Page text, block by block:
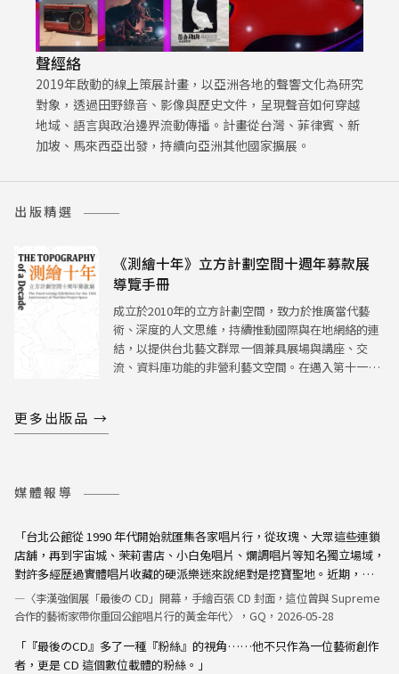
聲經絡
2019年啟動的線上策展計畫，以亞洲各地的聲響文化為研究
對象，透過田野錄音、影像與歷史文件，呈現聲音如何穿越
地域、語言與政治邊界流動傳播。計畫從台灣、菲律賓、新
加坡、馬來西亞出發，持續向亞洲其他國家擴展。
出版精選
《測繪十年》立方計劃空間十週年募款展
導覽手冊
成立於2010年的立方計劃空間，致力於推廣當代藝
術、深度的人文思維，持續推動國際與在地網絡的連
結，以提供台北藝文群眾一個兼具展場與講座、交
流、資料庫功能的非營利藝文空間。在邁入第十一年
更多出版品 →
→ 更多出版品 →
媒體報導
「台北公館從 1990 年代開始就匯集各家唱片行，從玫瑰、大眾這些連鎖
店舖，再到宇宙城、茉莉書店、小白兔唱片、爛調唱片等知名獨立場域，
對許多經歷過實體唱片收藏的硬派樂迷來說絕對是挖寶聖地。近期，同樣
位於公館的藝術空間「立方計劃空間」推出旅日藝術家李漢強個展「最後
の CD」，在不同時空下邀請眾人一同感受、緬懷實體唱片歲月的榮
—〈李漢強個展「最後の CD」開幕，手繪百張 CD 封面，這位曾與 Supreme
合作的藝術家帶你重回公館唱片行的黃金年代〉，GQ，2026-05-28
「『最後のCD』多了一種『粉絲』的視角……他不只作為一位藝術創作
者，更是 CD 這個數位載體的粉絲。」